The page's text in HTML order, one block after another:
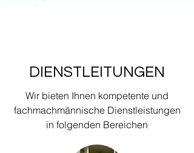
DIENSTLEITUNGEN
Wir bieten Ihnen kompetente und
fachmachmännische Dienstleistungen
in folgenden Bereichen